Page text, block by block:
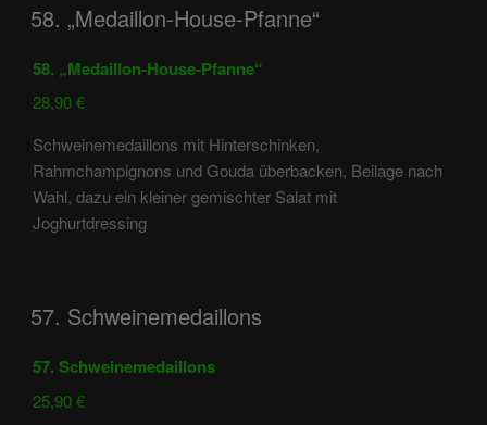
58. „Medaillon-House-Pfanne“
58. „Medaillon-House-Pfanne“
28,90 €
Schweinemedaillons mit Hinterschinken,
Rahmchampignons und Gouda überbacken, Beilage nach
Wahl, dazu ein kleiner gemischter Salat mit
Joghurtdressing
57. Schweinemedaillons
57. Schweinemedaillons
25,90 €